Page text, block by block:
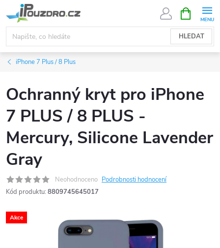
na
obsah
HLEDAT
NÁKUPNÍ
KOŠÍK
iPhone 7 Plus / 8 Plus
Ochranný kryt pro iPhone
7 PLUS / 8 PLUS -
Mercury, Silicone Lavender
Gray
Neohodnoceno Podrobnosti hodnocení
Kód produktu: 8809745645017
Akce